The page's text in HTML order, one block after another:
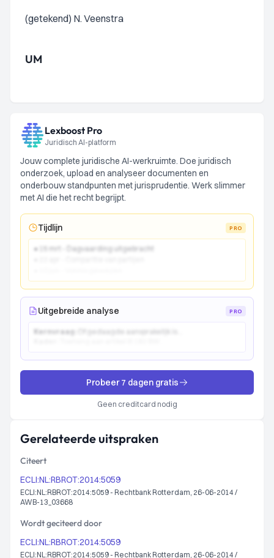
(getekend) N. Veenstra
UM
Lexboost Pro
Juridisch AI-platform
Jouw complete juridische AI-werkruimte. Doe juridisch
onderzoek, upload en analyseer documenten en
onderbouw standpunten met jurisprudentie. Werk slimmer
met AI die het recht begrijpt.
Tijdlijn PRO
● 15 mrt - Dagvaarding uitgebracht
Uitgebreide analyse PRO
Kernvraag:
Probeer 7 dagen gratis
Geen creditcard nodig
Gerelateerde uitspraken
Citeert
ECLI:NL:RBROT:2014:5059
ECLI:NL:RBROT:2014:5059 - Rechtbank Rotterdam, 26-06-2014 /
AWB-13_03668
Wordt geciteerd door
ECLI:NL:RBROT:2014:5059
ECLI:NL:RBROT:2014:5059 - Rechtbank Rotterdam, 26-06-2014 /